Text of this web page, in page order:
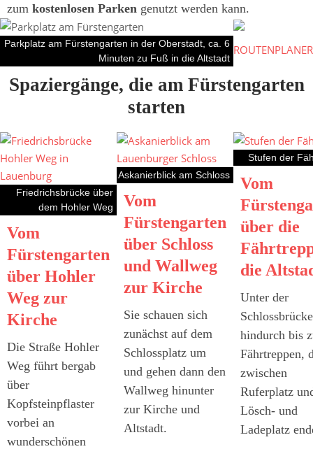
zum kostenlosen Parken genutzt werden kann.
Parkplatz am Fürstengarten in der Oberstadt, ca. 6
Minuten zu Fuß in die Altstadt
ROUTENPLANER
Spaziergänge, die am Fürstengarten
starten
Friedrichsbrücke über
dem Hohler Weg
Vom
Fürstengarten
über Hohler
Weg zur
Kirche
Die Straße Hohler
Weg führt bergab
über
Kopfsteinpflaster
vorbei an
wunderschönen
Askanierblick am Schloss
Vom
Fürstengarten
über Schloss
und Wallweg
zur Kirche
Sie schauen sich
zunächst auf dem
Schlossplatz um
und gehen dann den
Wallweg hinunter
zur Kirche und
Altstadt.
Stufen der
Vom
über die
die
Unter der
Schlossbrücke
hindurch bis
Fährtreppen,
zwischen
Ruferplatz
Lösch- und
Ladeplatz